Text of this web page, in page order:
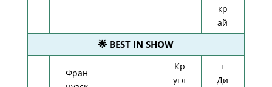
кр
ай
🌟 BEST IN SHOW
Фран
Кр
угл
г
Ди